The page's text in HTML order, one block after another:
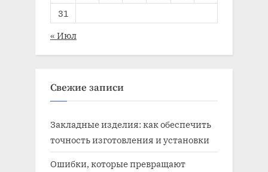
31
« Июл
Свежие записи
Закладные изделия: как обеспечить
точность изготовления и установки
Ошибки, которые превращают